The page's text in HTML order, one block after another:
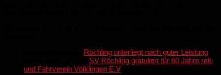
Röchling unterliegt nach guter Leistung
SV Röchling gratuliert für 60 Jahre reit-
und Fahrverein Völklingen E.V